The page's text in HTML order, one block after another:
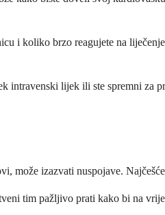
i koliko brzo reagujete na
lijek ili ste spremni za
može izazvati nuspojave.
tim pažljivo prati kako bi na